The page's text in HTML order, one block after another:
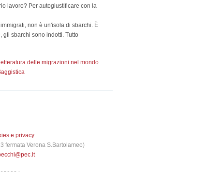
lavoro? Per autogiustificare con la
non è un'isola di sbarchi. È
gli sbarchi sono indotti. Tutto
delle migrazioni nel mondo
e privacy
fermata Verona S.Bartolameo)